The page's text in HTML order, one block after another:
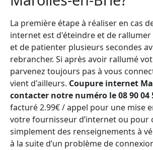
La première étape à réaliser en cas
internet est d'éteindre et de
et de patienter plusieurs secondes
rebrancher. Si après avoir rallumé
parvenez toujours pas à vous
vient d'ailleurs. Coupure internet
contacter notre numéro le 08 90 04
facturé 2.99€ / appel pour une mise
votre fournisseur d’internet ou pour
simplement des renseignements à
à la suite d’un problème de